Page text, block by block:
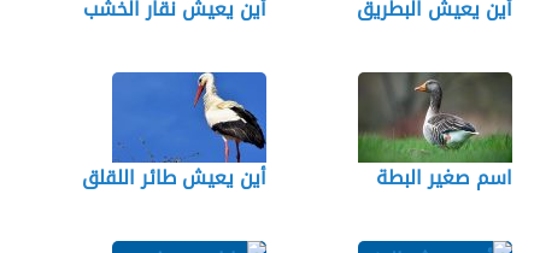
أين يعيش البطريق أين يعيش نقار الخشب
اسم صغير البطة أين يعيش طائر اللقلق